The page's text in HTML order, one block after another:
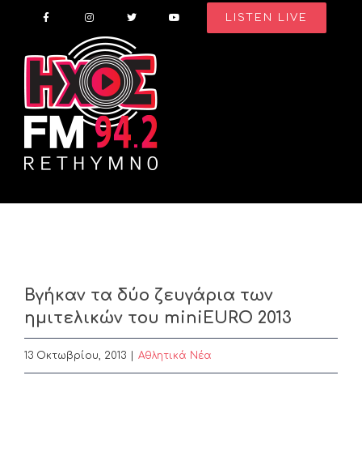
content
LISTEN LIVE
Βγήκαν τα δύο ζευγάρια των
ημιτελικών του miniEURO 2013
13 Οκτωβρίου, 2013 Αθλητικά Νέα